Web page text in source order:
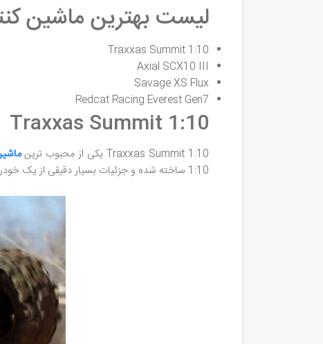
لیست بهترین ماشین
Traxxas Summit 1:10
Axial SCX10 III
Savage XS Flux
Redcat Racing Everest Gen7
Traxxas Summit 1:10
Traxxas Summit 1:10 یکی از محبوب ترین
1:10 ساخته شده و جزئیات بسیار دقیقی از یک خودرو کوهستانی واقعی را دارد.